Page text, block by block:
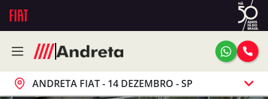
ANDRETA FIAT - 14 DEZEMBRO - SP